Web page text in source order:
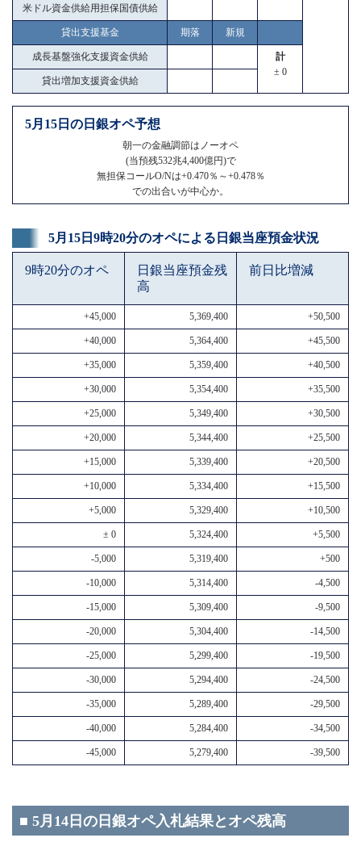
米ドル資金供給用担保国債供給
貸出支援基金 期落 新規
成長基盤強化支援資金供給
計
± 0
貸出増加支援資金供給
5月15日の日銀オペ予想
朝一の金融調節はノーオペ
(当預残532兆4,400億円)で
無担保コールO/Nは+0.470％～+0.478％
での出合いが中心か。
5月15日9時20分のオペによる日銀当座預金状況
9時20分のオペ
日銀当座預金残
高
前日比増減
+45,000 5,369,400 +50,500
+40,000 5,364,400 +45,500
+35,000 5,359,400 +40,500
+30,000 5,354,400 +35,500
+25,000 5,349,400 +30,500
+20,000 5,344,400 +25,500
+15,000 5,339,400 +20,500
+10,000 5,334,400 +15,500
+5,000 5,329,400 +10,500
± 0 5,324,400 +5,500
-5,000 5,319,400 +500
-10,000 5,314,400 -4,500
-15,000 5,309,400 -9,500
-20,000 5,304,400 -14,500
-25,000 5,299,400 -19,500
-30,000 5,294,400 -24,500
-35,000 5,289,400 -29,500
-40,000 5,284,400 -34,500
-45,000 5,279,400 -39,500
■ 5月14日の日銀オペ入札結果とオペ残高